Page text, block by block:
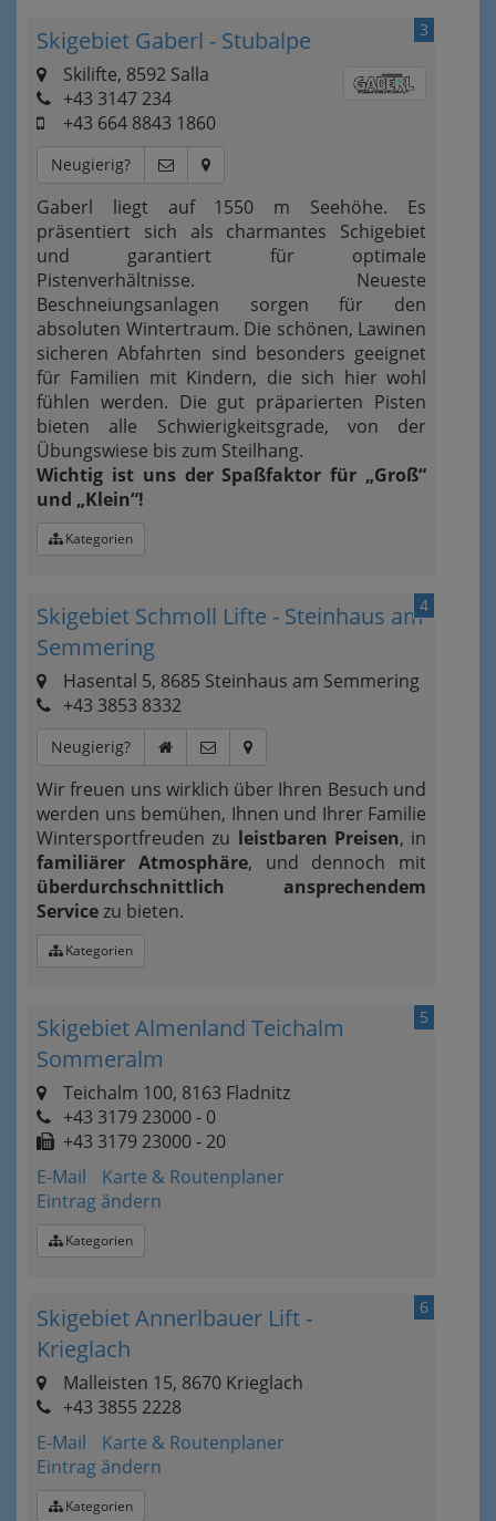
3
Skigebiet Gaberl - Stubalpe
Skilifte, 8592 Salla
+43 3147 234
+43 664 8843 1860
Neugierig?
Gaberl liegt auf 1550 m Seehöhe. Es
präsentiert sich als charmantes Schigebiet
und garantiert für optimale
Pistenverhältnisse. Neueste
Beschneiungsanlagen sorgen für den
absoluten Wintertraum. Die schönen, Lawinen
sicheren Abfahrten sind besonders geeignet
für Familien mit Kindern, die sich hier wohl
fühlen werden. Die gut präparierten Pisten
bieten alle Schwierigkeitsgrade, von der
Übungswiese bis zum Steilhang.
Wichtig ist uns der Spaßfaktor für „Groß“
und „Klein“!
Kategorien
4
Skigebiet Schmoll Lifte - Steinhaus am
Semmering
Hasental 5, 8685 Steinhaus am Semmering
+43 3853 8332
Neugierig?
Wir freuen uns wirklich über Ihren Besuch und
werden uns bemühen, Ihnen und Ihrer Familie
Wintersportfreuden zu leistbaren Preisen, in
familiärer Atmosphäre, und dennoch mit
überdurchschnittlich ansprechendem
Servicezu bieten.
Kategorien
5
Skigebiet Almenland Teichalm
Sommeralm
Teichalm 100, 8163 Fladnitz
+43 3179 23000 - 0
+43 3179 23000 - 20
E-Mail
Karte & Routenplaner
Eintrag ändern
Kategorien
6
Skigebiet Annerlbauer Lift -
Krieglach
Malleisten 15, 8670 Krieglach
+43 3855 2228
E-Mail
Karte & Routenplaner
Eintrag ändern
Kategorien